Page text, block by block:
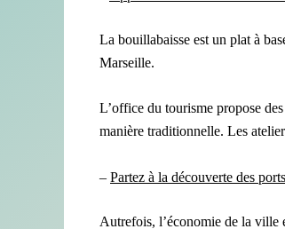
La bouillabaisse est un plat à
Marseille.
L’office du tourisme propose
manière traditionnelle. Les
– Partez à la découverte des
Autrefois, l’économie de la ville